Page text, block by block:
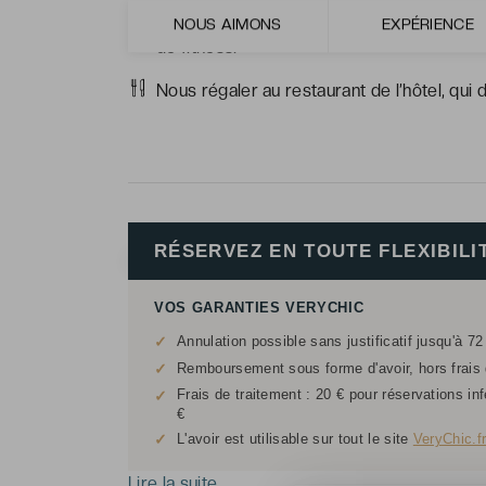
NOUS AIMONS EXPÉRIENCE
Le spa de l’hôtel, véritable refuge bien-
Nous régaler au restaurant de l’hôtel, qui
RÉSERVEZ EN TOUTE
VOS GARANTIES VERYCHIC
✓ Annulation possible sans justificatif jusqu'à
✓ Remboursement sous forme d'avoir, hors
✓
Frais de traitement : 20 € pour réservations
€
✓ L'avoir est utilisable sur tout le site VeryChic.fr